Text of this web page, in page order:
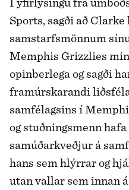
Sports, sagði að
samstarfsmönnum
Memphis Grizzlies
opinberlega og sagði
framúrskarandi
samfélagsins í
og stuðningsmenn
samúðarkveðjur á
hans sem hlýrrar og
utan vallar sem innan